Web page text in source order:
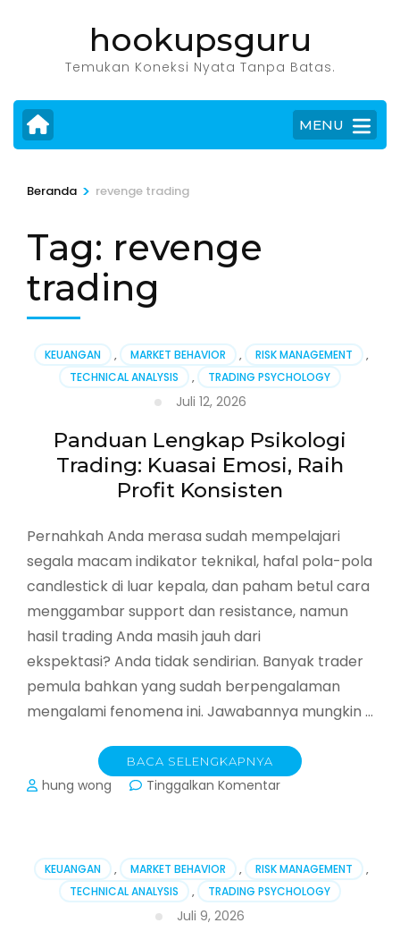
Enter)
hookupsguru
Temukan Koneksi Nyata Tanpa Batas.
MENU
Beranda > revenge trading
Tag: revenge
trading
KEUANGAN , MARKET BEHAVIOR , RISK MANAGEMENT
,
TECHNICAL ANALYSIS
, TRADING PSYCHOLOGY
Juli 12, 2026
Panduan Lengkap Psikologi
Trading: Kuasai Emosi, Raih
Profit Konsisten
Pernahkah Anda merasa sudah mempelajari
segala macam indikator teknikal, hafal pola-pola
candlestick di luar kepala, dan paham betul cara
menggambar support dan resistance, namun
hasil trading Anda masih jauh dari
ekspektasi? Anda tidak sendirian. Banyak trader
pemula bahkan yang sudah berpengalaman
mengalami fenomena ini. Jawabannya mungkin …
BACA SELENGKAPNYA
hung wong Tinggalkan Komentarpada
Trading:
Kuasai
Emosi,
KEUANGAN , MARKET BEHAVIOR , RISK MANAGEMENT
,
TECHNICAL ANALYSIS
, TRADING PSYCHOLOGY
Juli 9, 2026